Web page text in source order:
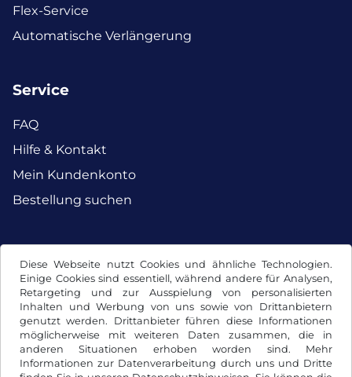
Diese Webseite nutzt Cookies und ähnliche Technologien.
Einige Cookies sind essentiell, während andere für Analysen,
Retargeting und zur Ausspielung von personalisierten
Inhalten und Werbung von uns sowie von Drittanbietern
genutzt werden. Drittanbieter führen diese Informationen
möglicherweise mit weiteren Daten zusammen, die in
anderen Situationen erhoben worden sind. Mehr
Informationen zur Datenverarbeitung durch uns und Dritte
Flex-Service
Automatische Verlängerung
Service
FAQ
Hilfe & Kontakt
Mein Kundenkonto
Bestellung suchen
Facebook Instagram